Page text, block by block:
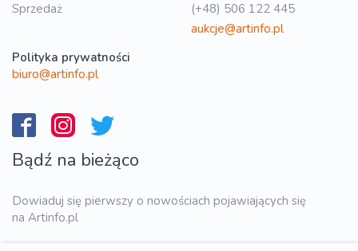
Sprzedaż
(+48) 506 122 445
aukcje@artinfo.pl
Polityka prywatności
biuro@artinfo.pl
Bądź na bieżąco
Dowiaduj się pierwszy o nowościach pojawiających się
na Artinfo.pl